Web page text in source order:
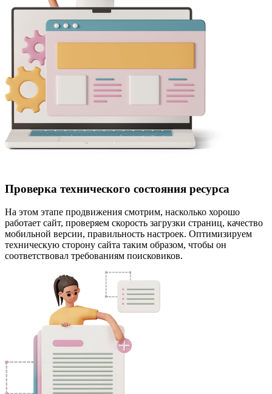
Проверка технического состояния ресурса
На этом этапе продвижения смотрим, насколько хорошо
работает сайт, проверяем скорость загрузки страниц, качество
мобильной версии, правильность настроек. Оптимизируем
техническую сторону сайта таким образом, чтобы он
соответствовал требованиям поисковиков.